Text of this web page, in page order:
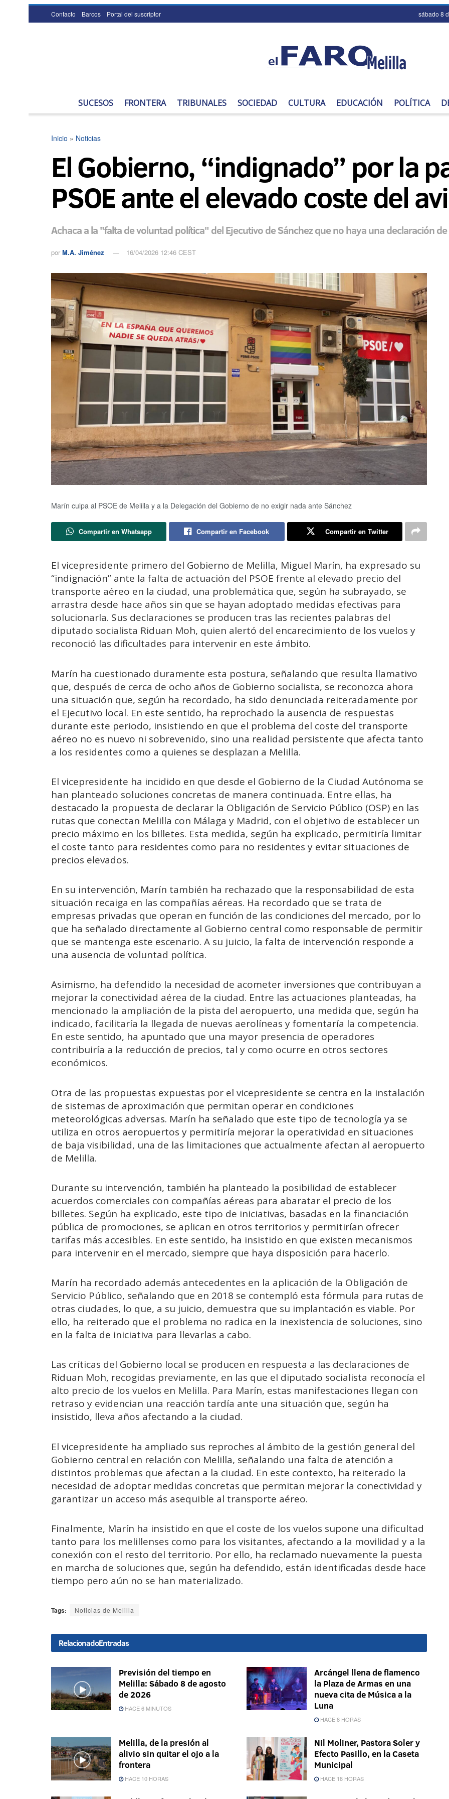
Contacto Barcos Portal del suscriptor sábado 8
SUCESOS FRONTERA TRIBUNALES SOCIEDAD CULTURA EDUCACIÓN POLÍTICA
Inicio » Noticias
El Gobierno, “indignado” por la
PSOE ante el elevado coste del
Achaca a la "falta de voluntad política" del Ejecutivo de Sánchez que no haya una declaración
por M.A. Jiménez 16/04/2026 12:46 CEST
Marín culpa al PSOE de Melilla y a la Delegación del Gobierno de no exigir nada ante Sánchez
Compartir en Whatsapp Compartir en Facebook Compartir en Twitter
El vicepresidente primero del Gobierno de Melilla, Miguel Marín, ha expresado su
“indignación” ante la falta de actuación del PSOE frente al elevado precio del
transporte aéreo en la ciudad, una problemática que, según ha subrayado, se
arrastra desde hace años sin que se hayan adoptado medidas efectivas para
solucionarla. Sus declaraciones se producen tras las recientes palabras del
diputado socialista Riduan Moh, quien alertó del encarecimiento de los vuelos y
reconoció las dificultades para intervenir en este ámbito.
Marín ha cuestionado duramente esta postura, señalando que resulta llamativo
que, después de cerca de ocho años de Gobierno socialista, se reconozca ahora
una situación que, según ha recordado, ha sido denunciada reiteradamente por
el Ejecutivo local. En este sentido, ha reprochado la ausencia de respuestas
durante este periodo, insistiendo en que el problema del coste del transporte
aéreo no es nuevo ni sobrevenido, sino una realidad persistente que afecta tanto
a los residentes como a quienes se desplazan a Melilla.
El vicepresidente ha incidido en que desde el Gobierno de la Ciudad Autónoma se
han planteado soluciones concretas de manera continuada. Entre ellas, ha
destacado la propuesta de declarar la Obligación de Servicio Público (OSP) en las
rutas que conectan Melilla con Málaga y Madrid, con el objetivo de establecer un
precio máximo en los billetes. Esta medida, según ha explicado, permitiría limitar
el coste tanto para residentes como para no residentes y evitar situaciones de
precios elevados.
En su intervención, Marín también ha rechazado que la responsabilidad de esta
situación recaiga en las compañías aéreas. Ha recordado que se trata de
empresas privadas que operan en función de las condiciones del mercado, por lo
que ha señalado directamente al Gobierno central como responsable de permitir
que se mantenga este escenario. A su juicio, la falta de intervención responde a
una ausencia de voluntad política.
Asimismo, ha defendido la necesidad de acometer inversiones que contribuyan a
mejorar la conectividad aérea de la ciudad. Entre las actuaciones planteadas, ha
mencionado la ampliación de la pista del aeropuerto, una medida que, según ha
indicado, facilitaría la llegada de nuevas aerolíneas y fomentaría la competencia.
En este sentido, ha apuntado que una mayor presencia de operadores
contribuiría a la reducción de precios, tal y como ocurre en otros sectores
económicos.
Otra de las propuestas expuestas por el vicepresidente se centra en la instalación
de sistemas de aproximación que permitan operar en condiciones
meteorológicas adversas. Marín ha señalado que este tipo de tecnología ya se
utiliza en otros aeropuertos y permitiría mejorar la operatividad en situaciones
de baja visibilidad, una de las limitaciones que actualmente afectan al aeropuerto
de Melilla.
Durante su intervención, también ha planteado la posibilidad de establecer
acuerdos comerciales con compañías aéreas para abaratar el precio de los
billetes. Según ha explicado, este tipo de iniciativas, basadas en la financiación
pública de promociones, se aplican en otros territorios y permitirían ofrecer
tarifas más accesibles. En este sentido, ha insistido en que existen mecanismos
para intervenir en el mercado, siempre que haya disposición para hacerlo.
Marín ha recordado además antecedentes en la aplicación de la Obligación de
Servicio Público, señalando que en 2018 se contempló esta fórmula para rutas de
otras ciudades, lo que, a su juicio, demuestra que su implantación es viable. Por
ello, ha reiterado que el problema no radica en la inexistencia de soluciones, sino
en la falta de iniciativa para llevarlas a cabo.
Las críticas del Gobierno local se producen en respuesta a las declaraciones de
Riduan Moh, recogidas previamente, en las que el diputado socialista reconocía el
alto precio de los vuelos en Melilla. Para Marín, estas manifestaciones llegan con
retraso y evidencian una reacción tardía ante una situación que, según ha
insistido, lleva años afectando a la ciudad.
El vicepresidente ha ampliado sus reproches al ámbito de la gestión general del
Gobierno central en relación con Melilla, señalando una falta de atención a
distintos problemas que afectan a la ciudad. En este contexto, ha reiterado la
necesidad de adoptar medidas concretas que permitan mejorar la conectividad y
garantizar un acceso más asequible al transporte aéreo.
Finalmente, Marín ha insistido en que el coste de los vuelos supone una dificultad
tanto para los melillenses como para los visitantes, afectando a la movilidad y a la
conexión con el resto del territorio. Por ello, ha reclamado nuevamente la puesta
en marcha de soluciones que, según ha defendido, están identificadas desde hace
tiempo pero aún no se han materializado.
Tags: Noticias de Melilla
RelacionadoEntradas
Previsión del tiempo en
Melilla: Sábado 8 de agosto
de 2026
HACE 6 MINUTOS
Arcángel llena de flamenco
la Plaza de Armas en una
nueva cita de Música a la
Luna
HACE 8 HORAS
Melilla, de la presión al
alivio sin quitar el ojo a la
frontera
HACE 10 HORAS
Nil Moliner, Pastora Soler y
Efecto Pasillo, en la Caseta
Municipal
HACE 18 HORAS